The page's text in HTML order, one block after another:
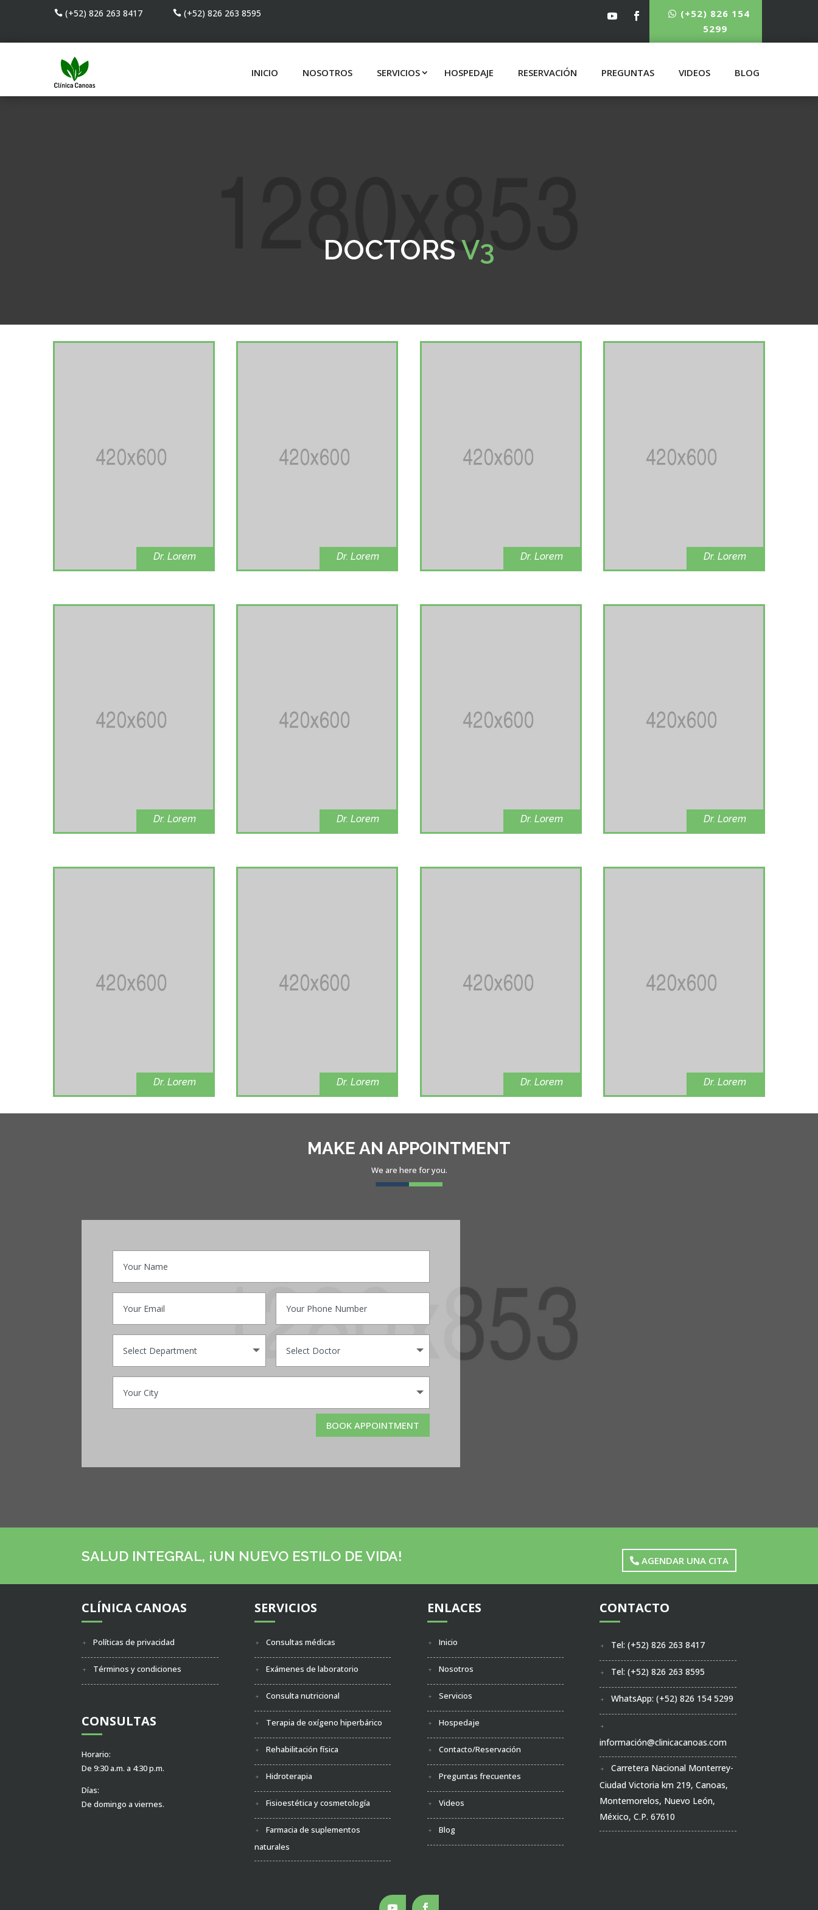
(+52) 826 263 8417 (+52) 826 263 8595
(+52) 826 154
5299
INICIO NOSOTROS SERVICIOS HOSPEDAJE RESERVACIÓN PREGUNTAS VIDEOS BLOG
DOCTORSV3
Dr. Lorem Dr. Lorem Dr. Lorem Dr. Lorem
Dr. Lorem Dr. Lorem Dr. Lorem Dr. Lorem
Dr. Lorem Dr. Lorem Dr. Lorem Dr. Lorem
MAKE AN APPOINTMENT
We are here for you.
BOOK APPOINTMENT
SALUD INTEGRAL, ¡UN NUEVO ESTILO DE VIDA! AGENDAR UNA CITA
CLÍNICA CANOAS
Políticas de privacidad
Términos y condiciones
CONSULTAS
Horario:
De 9:30 a.m. a 4:30 p.m.
Días:
De domingo a viernes.
SERVICIOS
Consultas médicas
Exámenes de laboratorio
Consulta nutricional
Terapia de oxígeno hiperbárico
Rehabilitación física
Hidroterapia
Fisioestética y cosmetología
Farmacia de suplementos
naturales
ENLACES
Inicio
Nosotros
Servicios
Hospedaje
Contacto/Reservación
Preguntas frecuentes
Videos
Blog
CONTACTO
Tel: (+52) 826 263 8417
Tel: (+52) 826 263 8595
WhatsApp: (+52) 826 154 5299
información@clinicacanoas.com
Carretera Nacional Monterrey-
Ciudad Victoria km 219, Canoas,
Montemorelos, Nuevo León,
México, C.P. 67610